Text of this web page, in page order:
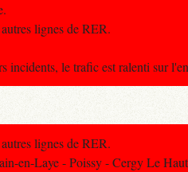
lignes de RER.
incidents, le trafic est ralenti sur
lignes de RER.
en-Laye - Poissy - Cergy Le